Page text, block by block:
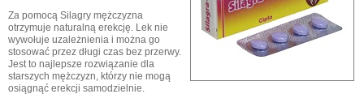
Za pomocą Silagry mężczyzna
otrzymuje naturalną erekcję. Lek nie
wywołuje uzależnienia i można go
stosować przez długi czas bez przerwy.
Jest to najlepsze rozwiązanie dla
starszych mężczyzn, którzy nie mogą
osiągnąć erekcji samodzielnie.